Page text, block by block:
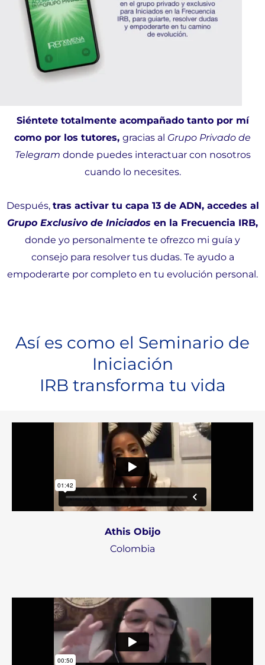
Siéntete totalmente acompañado tanto por mí
como por los tutores, gracias al Grupo Privado de
Telegram donde puedes interactuar con nosotros
cuando lo necesites.
Después, tras activar tu capa 13 de ADN, accedes al
Grupo Exclusivo de Iniciados en la Frecuencia IRB,
donde yo personalmente te ofrezco mi guía y
consejo para resolver tus dudas. Te ayudo a
empoderarte por completo en tu evolución personal.
Así es como el Seminario de
Iniciación
IRB transforma tu vida
Athis Obijo
Colombia